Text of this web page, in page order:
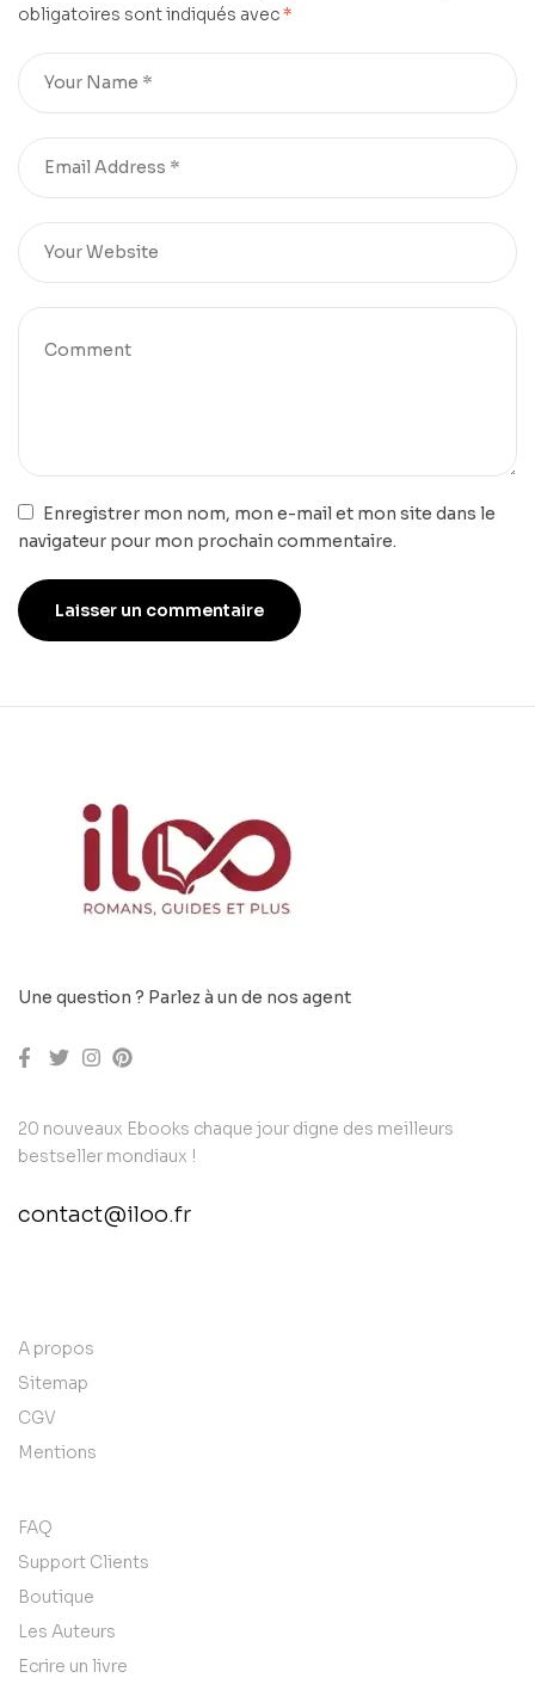
obligatoires sont indiqués avec*
Enregistrer mon nom, mon e-mail et mon site dans le
navigateur pour mon prochain commentaire.
Une question ? Parlez à un de nos agent
20 nouveaux Ebooks chaque jour digne des meilleurs
bestseller mondiaux !
contact@iloo.fr
A propos
Sitemap
CGV
Mentions
FAQ
Support Clients
Boutique
Les Auteurs
Ecrire un livre